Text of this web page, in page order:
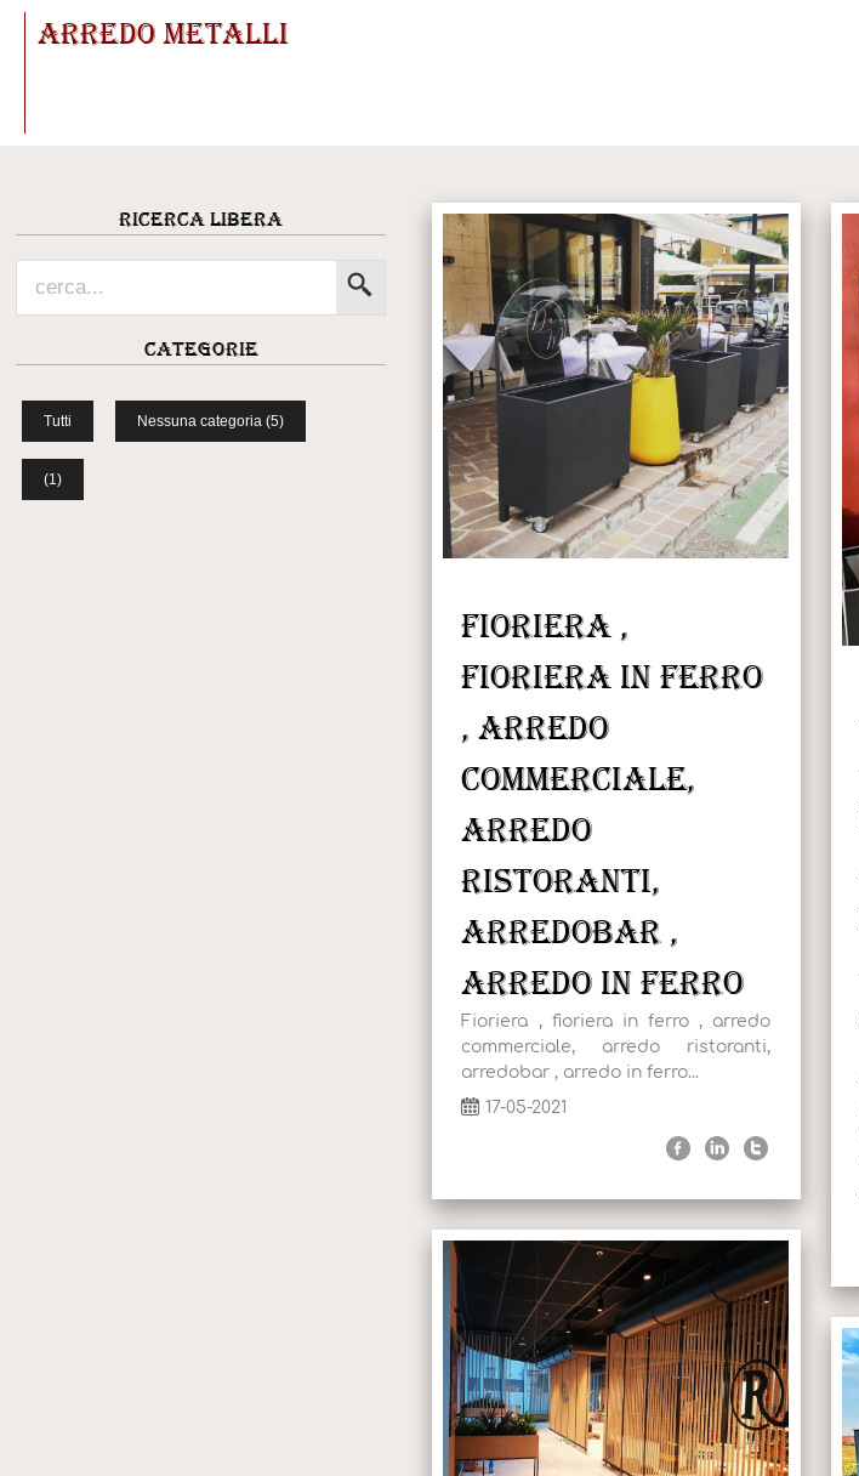
ARREDO METALLI
Ricerca libera
Categorie
Tutti Nessuna categoria (5)
(1)
Fioriera ,
fioriera in ferro
, arredo
commerciale,
arredo
ristoranti,
arredobar ,
arredo in ferro
Fioriera , fioriera in ferro , arredo
commerciale, arredo ristoranti,
arredobar , arredo in ferro...
17-05-2021